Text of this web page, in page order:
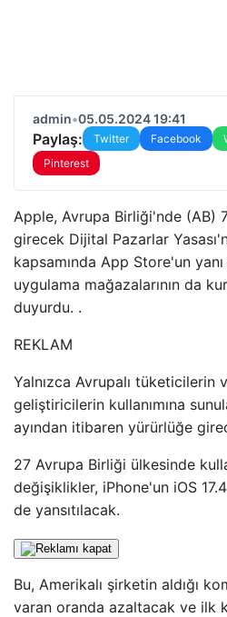
admin•05.05.2024 19:41
Paylaş: Twitter Facebook
Pinterest
Apple, Avrupa Birliği'nde (AB)
girecek Dijital Pazarlar
kapsamında App Store'un
uygulama mağazalarının da
duyurdu. .
REKLAM
Yalnızca Avrupalı ​​tüketicilerin
geliştiricilerin kullanımına
ayından itibaren yürürlüğe
27 Avrupa Birliği ülkesinde
değişiklikler, iPhone'un iOS
de yansıtılacak.
Bu, Amerikalı şirketin aldığı
varan oranda azaltacak ve ilk